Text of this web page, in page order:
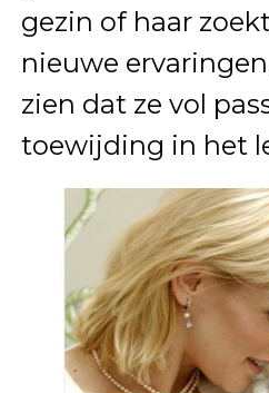
gezin of haar
nieuwe
zien dat ze vol
toewijding in het